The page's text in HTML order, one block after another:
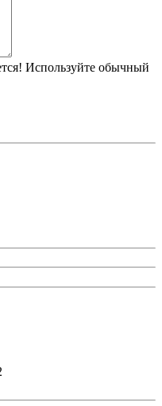
Используйте обычный